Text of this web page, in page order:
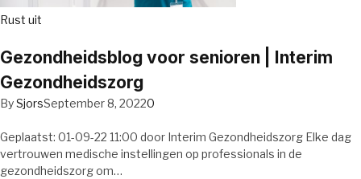
Rust uit
Gezondheidsblog voor senioren | Interim
Gezondheidszorg
BySjorsSeptember 8, 20220
Geplaatst: 01-09-22 11:00 door Interim Gezondheidszorg Elke dag
vertrouwen medische instellingen op professionals in de
gezondheidszorg om…